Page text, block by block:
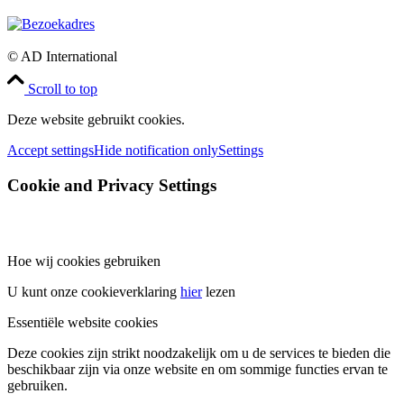
© AD International
Scroll to top
Deze website gebruikt cookies.
Accept settingsHide notification onlySettings
Cookie and Privacy Settings
Hoe wij cookies gebruiken
U kunt onze cookieverklaring hierlezen
Essentiële website cookies
Deze cookies zijn strikt noodzakelijk om u de services te bieden die
beschikbaar zijn via onze website en om sommige functies ervan te
gebruiken.